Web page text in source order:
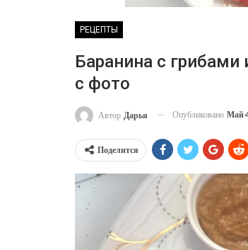
РЕЦЕПТЫ
Баранина с
с фото
Автор Дарья Опубликовано Май
Поделится